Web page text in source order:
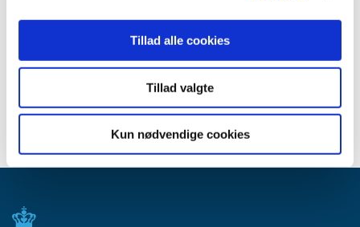
Tillad alle cookies
Tillad valgte
Kun nødvendige cookies
2006 (9)